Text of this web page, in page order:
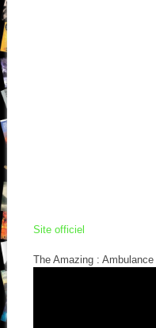
Site officiel
The Amazing : Ambulance